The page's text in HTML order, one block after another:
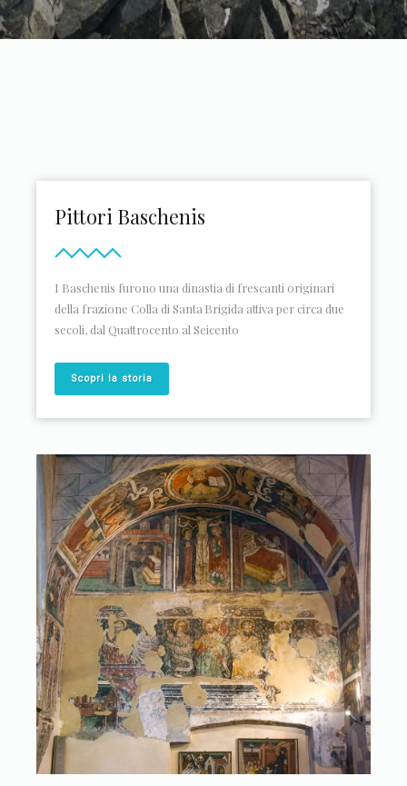
Pittori Baschenis
I Baschenis furono una dinastia di frescanti originari
della frazione Colla di Santa Brigida attiva per circa due
secoli, dal Quattrocento al Seicento
Scopri la storia